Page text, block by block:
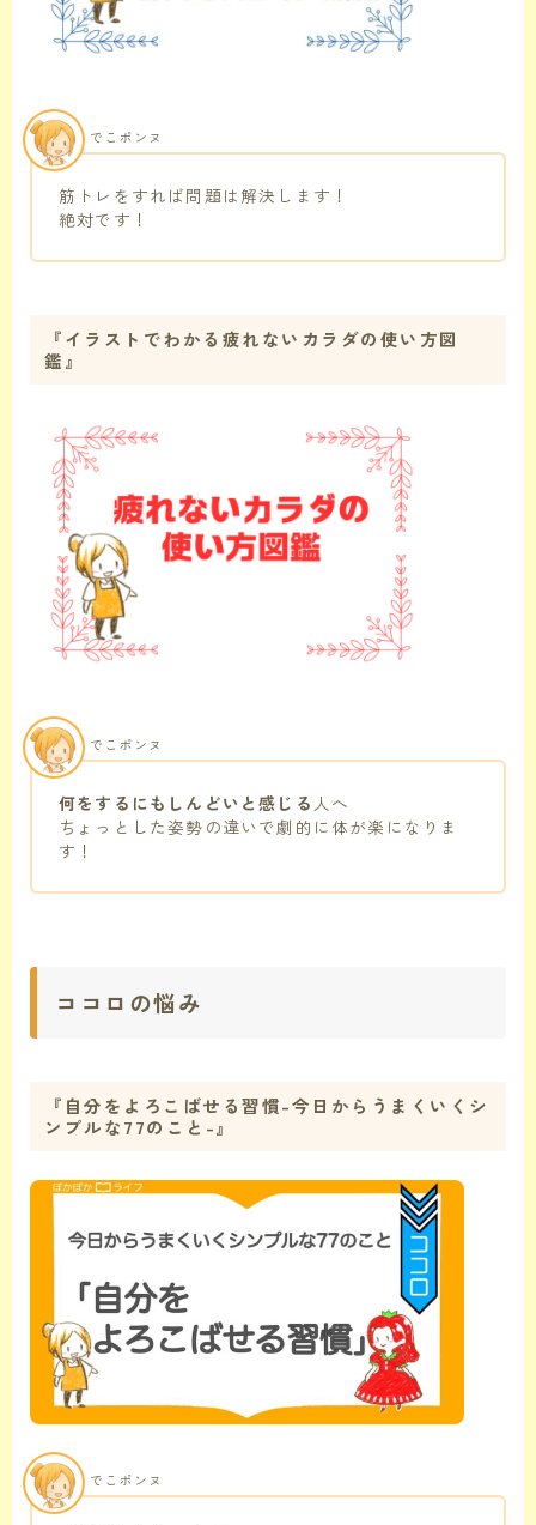
筋トレをすれば問題は解決します！
絶対です！
でこポンヌ
『イラストでわかる疲れないカラダの使い方図
鑑』
何をするにもしんどいと感じる 人へ
ちょっとした姿勢の違いで劇的に体が楽になりま
す！
でこポンヌ
ココロの悩み
『自分をよろこばせる習慣-今日からうまくいくシ
ンプルな77のこと-』
でこポンヌ